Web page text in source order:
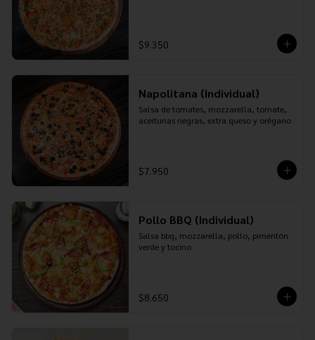
$9.350
Napolitana (Individual)
Salsa de tomates, mozzarella, tomate,
aceitunas negras, extra queso y orégano
$7.950
Pollo BBQ (Individual)
Salsa bbq, mozzarella, pollo, pimentón
verde y tocino
$8.650